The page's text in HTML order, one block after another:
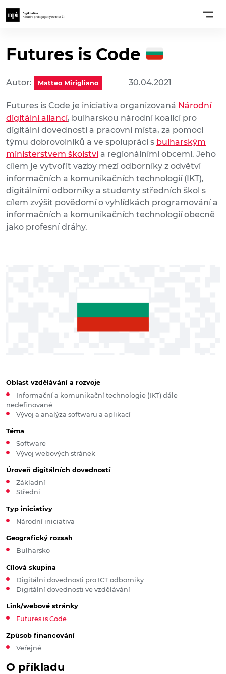
Futures is Code
Autor: Matteo Mirigliano 30.04.2021
Futures is Code je iniciativa organizovaná Národní
digitální aliancí, bulharskou národní koalicí pro
digitální dovednosti a pracovní místa, za pomoci
týmu dobrovolníků a ve spolupráci s bulharským
ministerstvem školstvía regionálními obcemi. Jeho
cílem je vytvořit vazby mezi odborníky z odvětví
informačních a komunikačních technologií (IKT),
digitálními odborníky a studenty středních škol s
cílem zvýšit povědomí o vyhlídkách programování a
informačních a komunikačních technologií obecně
jako profesní dráhy.
O příkladu
Oblast vzdělávání a rozvoje
Informační a komunikační technologie (IKT) dále
nedefinované
Vývoj a analýza softwaru a aplikací
Téma
Software
Vývoj webových stránek
Úroveň digitálních dovedností
Základní
Střední
Typ iniciativy
Národní iniciativa
Geografický rozsah
Bulharsko
Cílová skupina
Digitální dovednosti pro ICT odborníky
Digitální dovednosti ve vzdělávání
Link/webové stránky
Futures is Code
Způsob financování
Veřejné